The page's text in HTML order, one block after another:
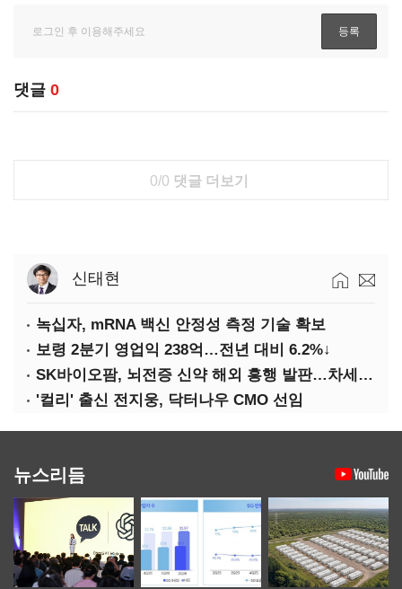
댓글 0
0/0 댓글 더보기
신태현
녹십자, mRNA 백신 안정성 측정 기술 확보
보령 2분기 영업익 238억…전년 대비 6.2%↓
SK바이오팜, 뇌전증 신약 해외 흥행 발판…차세대 신약 개발 속도
'컬리' 출신 전지웅, 닥터나우 CMO 선임
뉴스리듬